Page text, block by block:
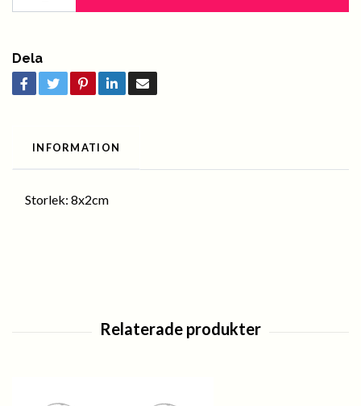
Dela
INFORMATION
Storlek: 8x2cm